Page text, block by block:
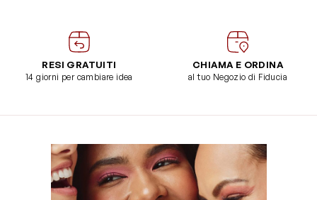
RESI GRATUITI
14 giorni per cambiare idea
CHIAMA E ORDINA
al tuo Negozio di Fiducia